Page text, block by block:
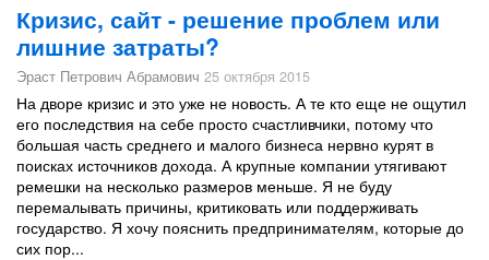
Кризис, сайт - решение проблем или
лишние затраты?
Эраст Петрович Абрамович 25 октября 2015
На дворе кризис и это уже не новость. А те кто еще не ощутил
его последствия на себе просто счастливчики, потому что
большая часть среднего и малого бизнеса нервно курят в
поисках источников дохода. А крупные компании утягивают
ремешки на несколько размеров меньше. Я не буду
перемалывать причины, критиковать или поддерживать
государство. Я хочу пояснить предпринимателям, которые до
сих пор...